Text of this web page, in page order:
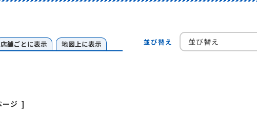
店舗ごとに表示 地図上に表示 並び替え 並び替え
ージ